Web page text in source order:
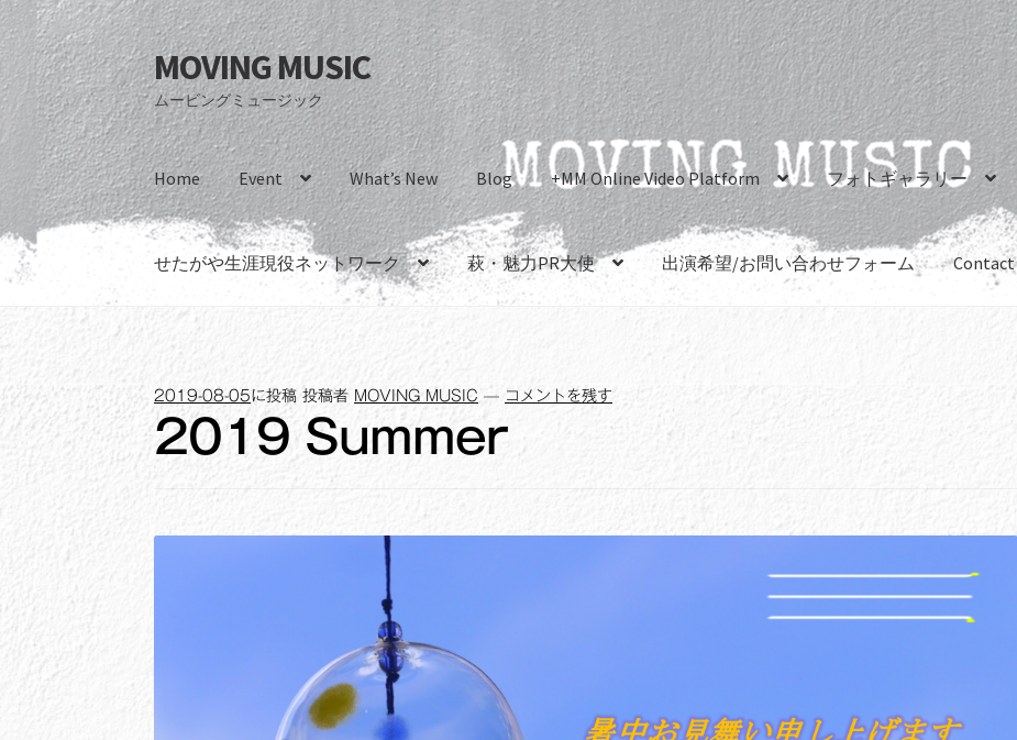
ナ
ビ
ゲ
ー
シ
ョ
ン
ス
コ
ン
テ
ン
ツ
へ
ス
ッ
MOVING MUSIC
ムービングミュージック
Home Event What’s New Blog +MM Online Video Platform フォトギャラリー
せたがや生涯現役ネットワーク 萩・魅力PR大使 出演希望/お問い合わせフォーム Contact
2019-08-05に投稿 投稿者 MOVING MUSIC — コメントを残す
2019 Summer